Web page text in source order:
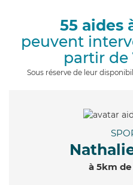
55 aides
peuvent
partir de
Sous réserve de leur
à 5km de